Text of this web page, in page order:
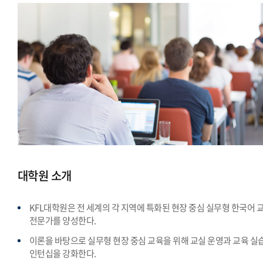
대학원 소개
KFL대학원은 전 세계의 각 지역에 특화된 현장 중심 실무형 한국어
전문가를 양성한다.
이론을 바탕으로 실무형 현장 중심 교육을 위해 교실 운영과 교육 실
인턴십을 강화한다.